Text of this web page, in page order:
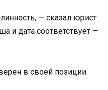
— сказал юрист
и дата соответствует —
в своей позиции.